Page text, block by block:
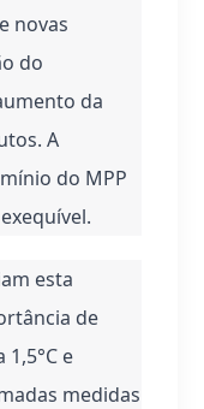
novas
do
da
A
do MPP
esta
de
e
medidas